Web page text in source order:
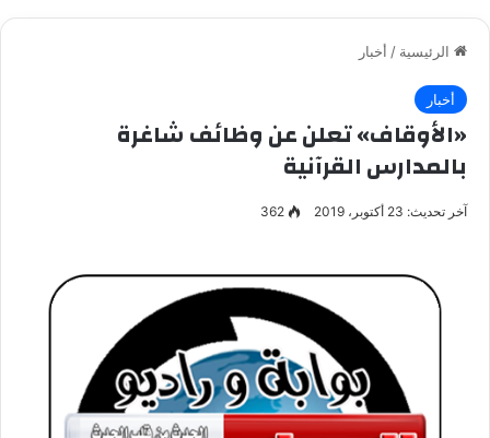
الرئيسية / أخبار
أخبار
«الأوقاف» تعلن عن وظائف شاغرة
بالمدارس القرآنية
آخر تحديث: 23 أكتوبر، 2019 362